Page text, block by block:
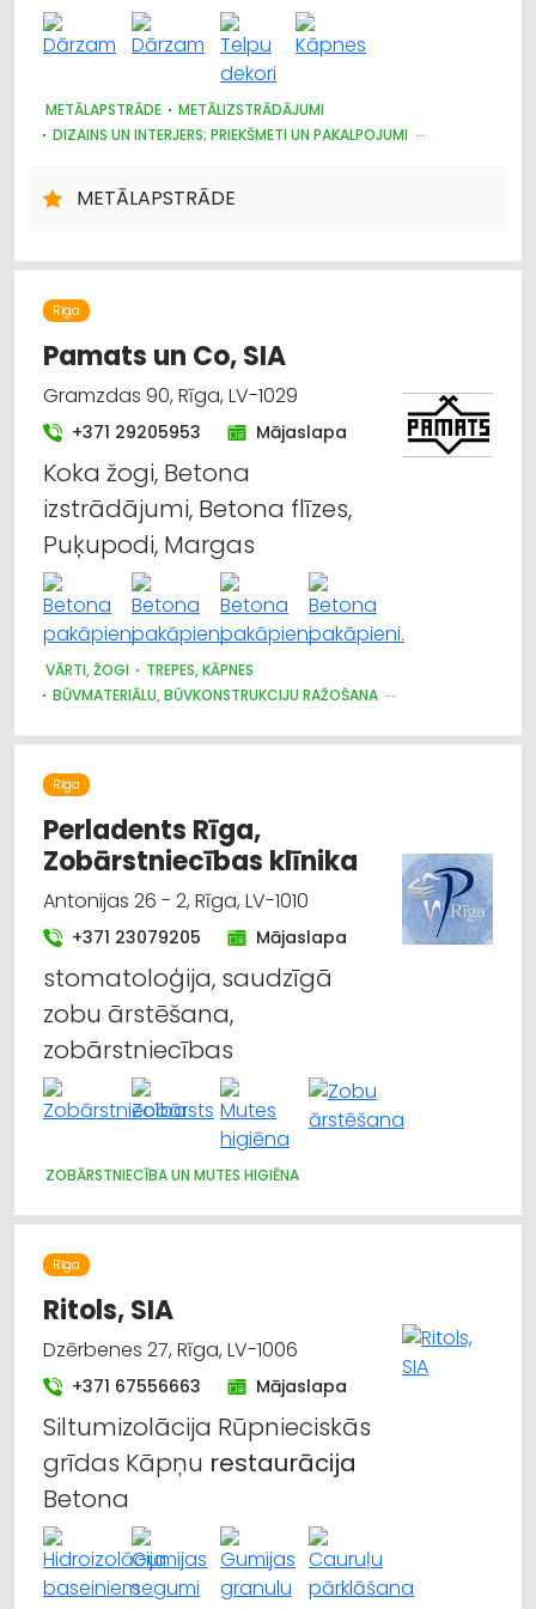
METĀLAPSTRĀDE
METĀLIZSTRĀDĀJUMI
DIZAINS UN INTERJERS; PRIEKŠMETI UN PAKALPOJUMI
DĀRZA TEHNIKA UN INVENTĀRS
TREPES, KĀPNES
RESTAURĀCIJA
LAUKSAIMNIECĪBAS TEHNIKAS UN TRAKTORTEHNIKAS REZERVES
METĀLAPSTRĀDE
Rīga
Pamats un Co, SIA
Gramzdas 90, Rīga, LV-1029
+371 29205953 Mājaslapa
Koka žogi, Betona
izstrādājumi, Betona flīzes,
Puķupodi, Margas
VĀRTI, ŽOGI
TREPES, KĀPNES
BŪVMATERIĀLU, BŪVKONSTRUKCIJU RAŽOŠANA
Rīga
Perladents Rīga,
Zobārstniecības klīnika
Antonijas 26 - 2, Rīga, LV-1010
+371 23079205 Mājaslapa
stomatoloģija, saudzīgā
zobu ārstēšana,
zobārstniecības
ZOBĀRSTNIECĪBA UN MUTES HIGIĒNA
Rīga
Ritols, SIA
Dzērbenes 27, Rīga, LV-1006
+371 67556663 Mājaslapa
Siltumizolācija Rūpnieciskās
grīdas Kāpņu restaurācija
Betona